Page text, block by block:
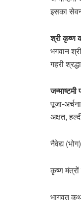
इसका
श्री कृष्ण
भगवान
गहरी
पूजा-
अक्षत,
नैवेद्य
कृष्ण
भागवत